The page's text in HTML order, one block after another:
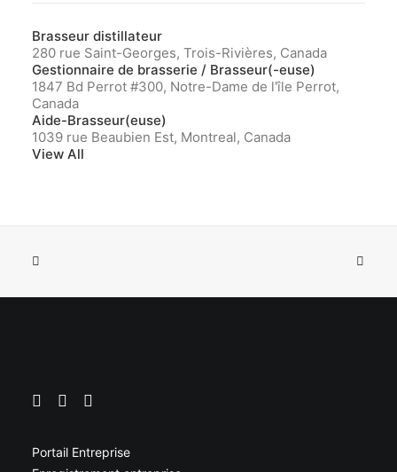
Brasseur distillateur
280 rue Saint-Georges, Trois-Rivières, Canada
Gestionnaire de brasserie / Brasseur(-euse)
1847 Bd Perrot #300, Notre-Dame de l'île Perrot,
Canada
Aide-Brasseur(euse)
1039 rue Beaubien Est, Montreal, Canada
View All
Portail Entreprise